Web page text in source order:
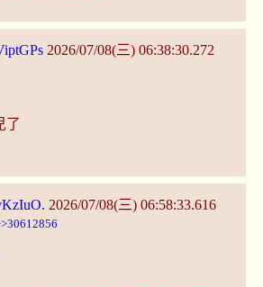
2026/07/08(三) 06:38:30.272
了
2026/07/08(三) 06:58:33.616